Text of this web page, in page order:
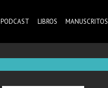
PODCAST LIBROS MANUSCRITOS